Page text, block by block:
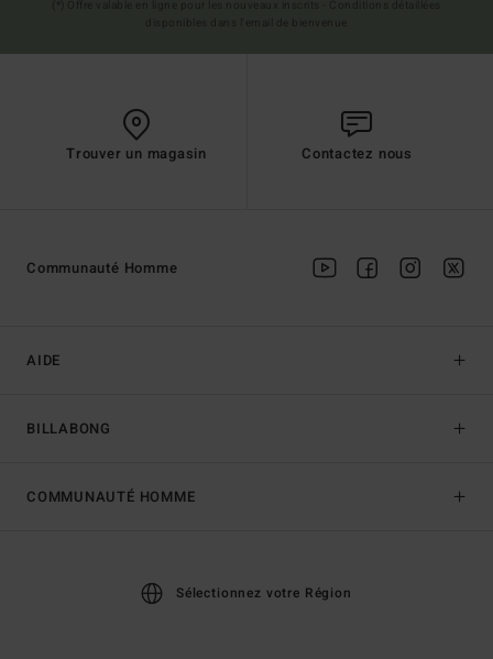
Trouver un magasin Contactez nous
AIDE
BILLABONG
Communauté Homme
COMMUNAUTÉ HOMME
Sélectionnez votre Région